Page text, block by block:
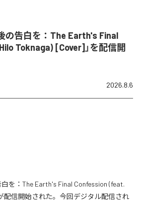
の告白を：The Earth's Final
Toknaga) [Cover]」を配信開
2026.8.6
を：The Earth's Final Confession (feat.
配信開始された。今回デジタル配信され